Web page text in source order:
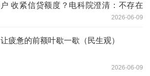
户 收紧信贷额度？电科院澄清：不存在
2026-06-09
让疲惫的前额叶歇一歇（民生观）
2026-06-09